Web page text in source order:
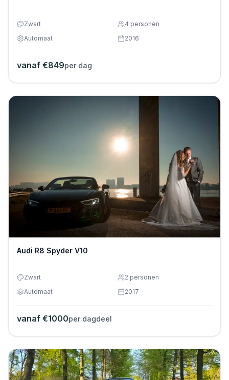
Zwart 4 personen
Automaat
2016
vanaf €849per dag
Audi R8 Spyder V10
Zwart 2 personen
Automaat
2017
vanaf €1000per dagdeel